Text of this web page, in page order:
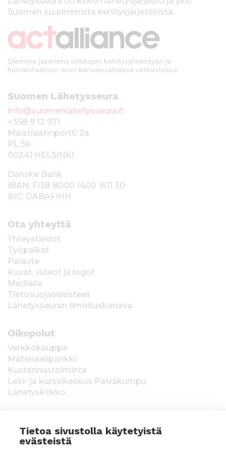
Tietoa sivustolla käytetyistä
evästeistä
kSuomen suurimmista kehitysjärjestöistä.
Olemme jäsenenä kirkkojen kehitysyhteistyön ja
humanitaarisen avun kansainvälisessä verkostossa.
Suomen Lähetysseura
info@suomenlahetysseura.fi
+358 9 12 971
Maistraatinportti 2a
PL 56
00241 HELSINKI
Danske Bank
IBAN: FI38 8000 1400 1611 30
BIC: DABAFIHH
Ota yhteyttä
Yhteystiedot
Työpaikat
Palaute
Kuvat, videot ja logot
Medialle
Tietosuojaselosteet
Lähetysseuran ilmoituskanava
Oikopolut
Verkkokauppa
Materiaalipankki
Kustannustoiminta
Leiri- ja kurssikeskus Päiväkumpu
Lähetyskirkko